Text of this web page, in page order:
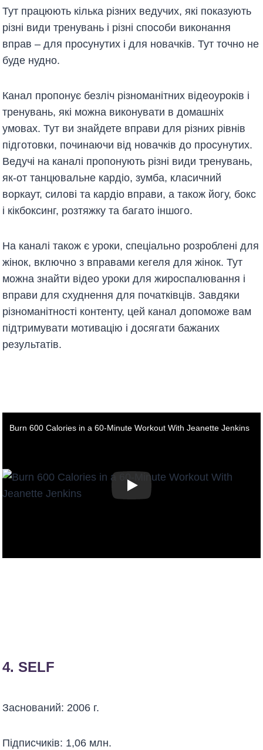
Тут працюють кілька різних ведучих, які показують
різні види тренувань і різні способи виконання
вправ – для просунутих і для новачків. Тут точно не
буде нудно.
Канал пропонує безліч різноманітних відеоуроків і
тренувань, які можна виконувати в домашніх
умовах. Тут ви знайдете вправи для різних рівнів
підготовки, починаючи від новачків до просунутих.
Ведучі на каналі пропонують різні види тренувань,
як-от танцювальне кардіо, зумба, класичний
воркаут, силові та кардіо вправи, а також йогу, бокс
і кікбоксинг, розтяжку та багато іншого.
На каналі також є уроки, спеціально розроблені для
жінок, включно з вправами кегеля для жінок. Тут
можна знайти відео уроки для жироспалювання і
вправи для схуднення для початківців. Завдяки
різноманітності контенту, цей канал допоможе вам
підтримувати мотивацію і досягати бажаних
результатів.
Burn 600 Calories in a 60-Minute Workout With Jeanette Jenkins
4. SELF
Заснований: 2006 г.
Підписчиків: 1,06 млн.